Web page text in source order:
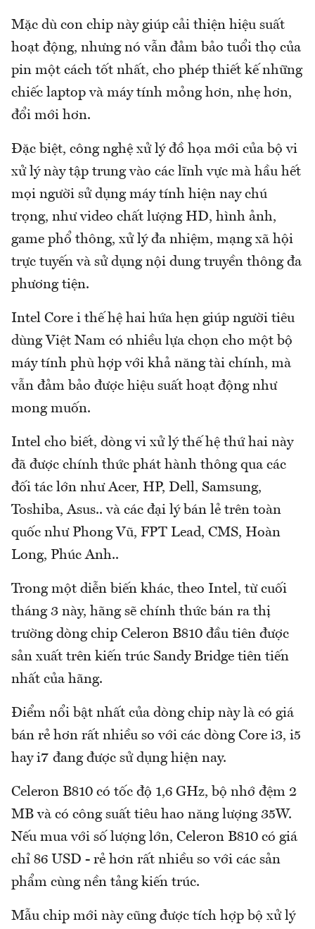
Mặc dù con chip này giúp cải thiện hiệu suất
hoạt động, nhưng nó vẫn đảm bảo tuổi thọ của
pin một cách tốt nhất, cho phép thiết kế những
chiếc laptop và máy tính mỏng hơn, nhẹ hơn,
đổi mới hơn.
Đặc biệt, công nghệ xử lý đồ họa mới của bộ vi
xử lý này tập trung vào các lĩnh vực mà hầu hết
mọi người sử dụng máy tính hiện nay chú
trọng, như video chất lượng HD, hình ảnh,
game phổ thông, xử lý đa nhiệm, mạng xã hội
trực tuyến và sử dụng nội dung truyền thông đa
phương tiện.
Intel Core i thế hệ hai hứa hẹn giúp người tiêu
dùng Việt Nam có nhiều lựa chọn cho một bộ
máy tính phù hợp với khả năng tài chính, mà
vẫn đảm bảo được hiệu suất hoạt động như
mong muốn.
Intel cho biết, dòng vi xử lý thế hệ thứ hai này
đã được chính thức phát hành thông qua các
đối tác lớn như Acer, HP, Dell, Samsung,
Toshiba, Asus.. và các đại lý bán lẻ trên toàn
quốc như Phong Vũ, FPT Lead, CMS, Hoàn
Long, Phúc Anh..
Trong một diễn biến khác, theo Intel, từ cuối
tháng 3 này, hãng sẽ chính thức bán ra thị
trường dòng chip Celeron B810 đầu tiên được
sản xuất trên kiến trúc Sandy Bridge tiên tiến
nhất của hãng.
Điểm nổi bật nhất của dòng chip này là có giá
bán rẻ hơn rất nhiều so với các dòng Core i3, i5
hay i7 đang được sử dụng hiện nay.
Celeron B810 có tốc độ 1,6 GHz, bộ nhớ đệm 2
MB và có công suất tiêu hao năng lượng 35W.
Nếu mua với số lượng lớn, Celeron B810 có giá
chỉ 86 USD - rẻ hơn rất nhiều so với các sản
phẩm cùng nền tảng kiến trúc.
Mẫu chip mới này cũng được tích hợp bộ xử lý